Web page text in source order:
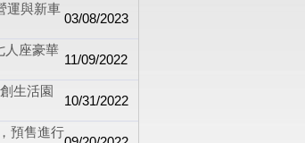
運與新車
03/08/2023
人座豪華
11/09/2022
生活園
10/31/2022
預售進行